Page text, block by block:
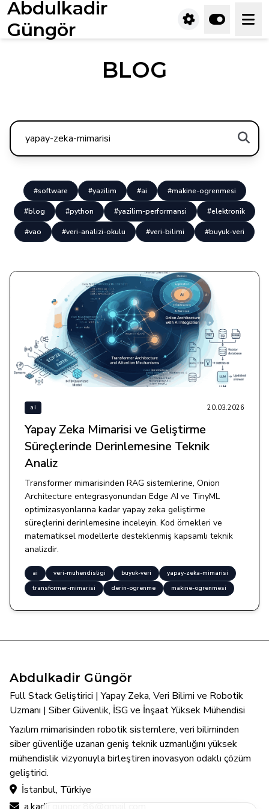
Abdulkadir
Güngör
BLOG
#software #yazilim #ai #makine-ogrenmesi
#blog #python #yazilim-performansi #elektronik
#vao #veri-analizi-okulu #veri-bilimi #buyuk-veri
ai 20.03.2026
Yapay Zeka Mimarisi ve Geliştirme
Süreçlerinde Derinlemesine Teknik
Analiz
Transformer mimarisinden RAG sistemlerine, Onion
Architecture entegrasyonundan Edge AI ve TinyML
optimizasyonlarına kadar yapay zeka geliştirme
süreçlerini derinlemesine inceleyin. Kod örnekleri ve
matematiksel modellerle desteklenmiş kapsamlı teknik
analizdir.
ai veri-muhendisligi buyuk-veri
yapay-zeka-mimarisi
transformer-mimarisi
derin-ogrenme makine-ogrenmesi
Abdulkadir Güngör
Full Stack Geliştirici | Yapay Zeka, Veri Bilimi ve Robotik
Uzmanı | Siber Güvenlik, İSG ve İnşaat Yüksek Mühendisi
Yazılım mimarisinden robotik sistemlere, veri biliminden
siber güvenliğe uzanan geniş teknik uzmanlığını yüksek
mühendislik vizyonuyla birleştiren inovasyon odaklı çözüm
geliştirici.
İstanbul, Türkiye